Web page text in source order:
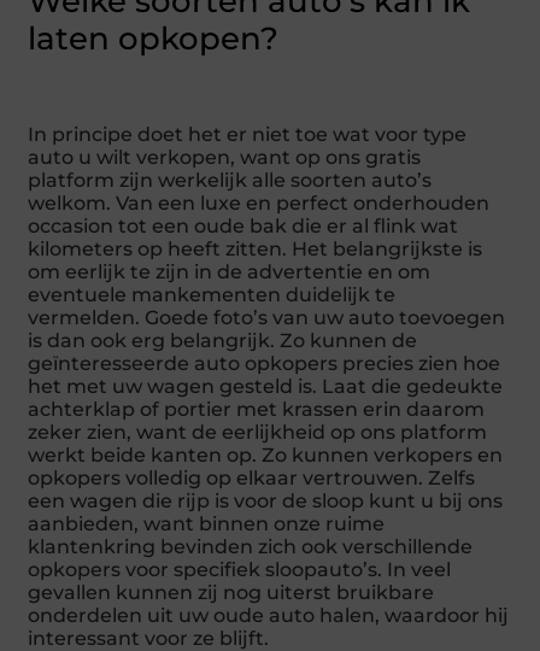
laten opkopen?
In principe doet het er niet toe wat voor type
auto u wilt verkopen, want op ons gratis
platform zijn werkelijk alle soorten auto’s
welkom. Van een luxe en perfect onderhouden
occasion tot een oude bak die er al flink wat
kilometers op heeft zitten. Het belangrijkste is
om eerlijk te zijn in de advertentie en om
eventuele mankementen duidelijk te
vermelden. Goede foto’s van uw auto toevoegen
is dan ook erg belangrijk. Zo kunnen de
geïnteresseerde auto opkopers precies zien hoe
het met uw wagen gesteld is. Laat die gedeukte
achterklap of portier met krassen erin daarom
zeker zien, want de eerlijkheid op ons platform
werkt beide kanten op. Zo kunnen verkopers en
opkopers volledig op elkaar vertrouwen. Zelfs
een wagen die rijp is voor de sloop kunt u bij ons
aanbieden, want binnen onze ruime
klantenkring bevinden zich ook verschillende
opkopers voor specifiek sloopauto’s. In veel
gevallen kunnen zij nog uiterst bruikbare
onderdelen uit uw oude auto halen, waardoor hij
interessant voor ze blijft.